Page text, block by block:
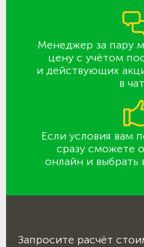
Менеджер за пару
цену с учётом
и действующих
в
Если условия вам
сразу сможете
онлайн и выбрать
Запросите расчёт